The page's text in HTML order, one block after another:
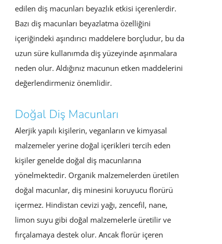
edilen diş macunları beyazlık etkisi içerenlerdir.
Bazı diş macunları beyazlatma özelliğini
içeriğindeki aşındırıcı maddelere borçludur, bu da
uzun süre kullanımda diş yüzeyinde aşınmalara
neden olur. Aldığınız macunun etken maddelerini
değerlendirmeniz önemlidir.
Doğal Diş Macunları
Alerjik yapılı kişilerin, veganların ve kimyasal
malzemeler yerine doğal içerikleri tercih eden
kişiler genelde doğal diş macunlarına
yönelmektedir. Organik malzemelerden üretilen
doğal macunlar, diş minesini koruyucu florürü
içermez. Hindistan cevizi yağı, zencefil, nane,
limon suyu gibi doğal malzemelerle üretilir ve
fırçalamaya destek olur. Ancak florür içeren